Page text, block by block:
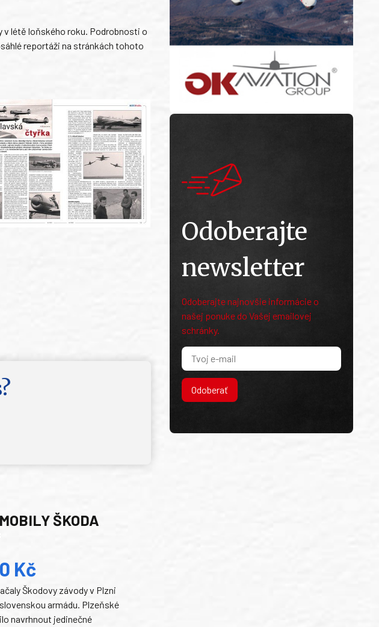
létě loňského roku. Podrobnosti o
reportáži na stránkách tohoto
ŠKODA
Kč
Škodovy závody v Plzni
armádu. Plzeňské
navrhnout jedinečné
Odoberajte
newsletter
Odoberajte najnovšie informácie o
našej ponuke do Vašej emailovej
schránky.
Odoberať